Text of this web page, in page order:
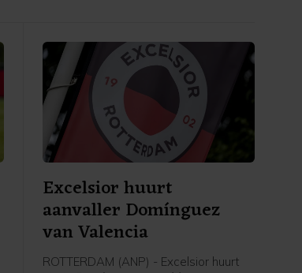
Excelsior huurt
aanvaller Domínguez
van Valencia
ROTTERDAM (ANP) - Excelsior huurt